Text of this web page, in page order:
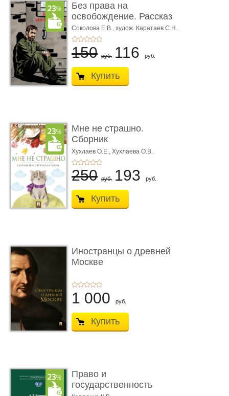
Без права на
освобождение. Рассказ
Соколова Е.В., худож. Каратаев С.Н.
150 руб. 116 руб.
Купить
Мне не страшно.
Сборник
терапевтических
сказо� ...
Хухлаев О.Е., Хухлаева О.В.
250 руб. 193 руб.
Купить
Иностранцы о древней
Москве
1 000 руб.
Купить
Право и
государственность